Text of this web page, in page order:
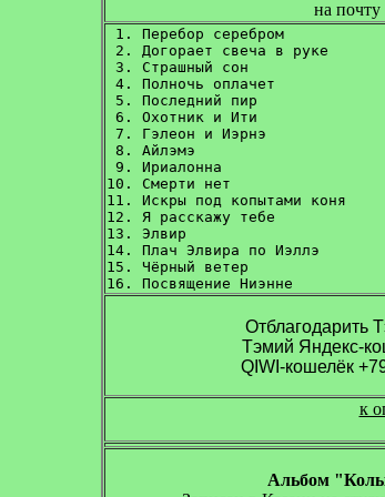
на почту
1. Перебор серебром
2. Догорает свеча в руке
3. Страшный сон
4. Полночь оплачет
5. Последний пир
6. Охотник и Ити
7. Гэлеон и Иэрнэ
8. Айлэмэ
9. Ириалонна
10. Смерти нет
11. Искры под копытами коня
12. Я расскажу тебе
13. Элвир
14. Плач Элвира по Иэллэ
15. Чёрный ветер
Отблагодарить
Тэмий Яндекс-
QIWI-кошелёк
к
Альбом